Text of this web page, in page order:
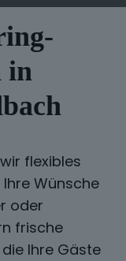
in
flexibles
Wünsche
oder
frische
Ihre Gäste